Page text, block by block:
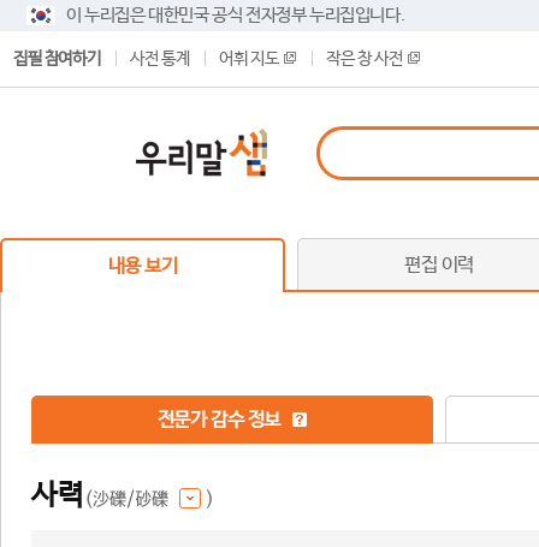
이 누리집은 대한민국 공식 전자정부 누리집입니다.
집필 참여하기 사전 통계 어휘 지도 작은 창 사전
내용 보기 편집 이력
전문가 감수 정보
사력 (沙礫/砂礫 )